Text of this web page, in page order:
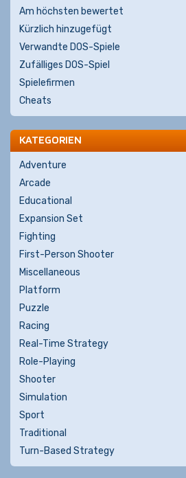
Am höchsten bewertet
Kürzlich hinzugefügt
Verwandte DOS-Spiele
Zufälliges DOS-Spiel
Spielefirmen
Cheats
KATEGORIEN
Adventure
Arcade
Educational
Expansion Set
Fighting
First-Person Shooter
Miscellaneous
Platform
Puzzle
Racing
Real-Time Strategy
Role-Playing
Shooter
Simulation
Sport
Traditional
Turn-Based Strategy